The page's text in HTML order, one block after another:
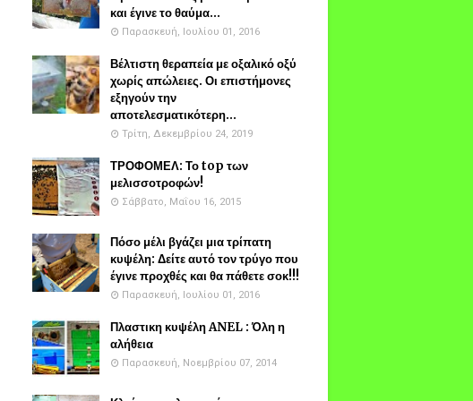
και έγινε το θαύμα...
Παρασκευή, Ιουλίου 01, 2016
Βέλτιστη θεραπεία με οξαλικό οξύ
χωρίς απώλειες. Οι επιστήμονες
εξηγούν την
αποτελεσματικότερη...
Τρίτη, Δεκεμβρίου 24, 2019
ΤΡΟΦΟΜΕΛ: Το top των
μελισσοτροφών!
Σάββατο, Μαΐου 16, 2015
Πόσο μέλι βγάζει μια τρίπατη
κυψέλη: Δείτε αυτό τον τρύγο που
έγινε προχθές και θα πάθετε σοκ!!!
Παρασκευή, Ιουλίου 01, 2016
Πλαστικη κυψέλη ANEL : Όλη η
αλήθεια
Παρασκευή, Νοεμβρίου 07, 2014